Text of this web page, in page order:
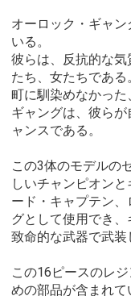
オーロック・ギャ
いる。
彼らは、反抗的な
たち、女たちであ
町に馴染めなかった
ギャングは、彼ら
ャンスである。
この3体のモデルの
しいチャンピオン
ード・キャプテン
グとして使用でき
致命的な武器で武装
この16ピースのレ
めの部品が含まれて